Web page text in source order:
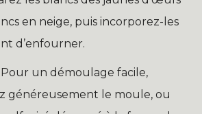
en neige, puis incorporez-les
d’enfourner.
Pour un démoulage facile,
généreusement le moule, ou